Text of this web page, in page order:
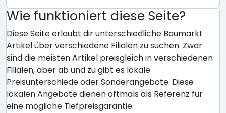
Wie funktioniert diese Seite?
Diese Seite erlaubt dir unterschiedliche Baumarkt
Artikel über verschiedene Filialen zu suchen. Zwar
sind die meisten Artikel preisgleich in verschiedenen
Filialen, aber ab und zu gibt es lokale
Preisunterschiede oder Sonderangebote. Diese
lokalen Angebote dienen oftmals als Referenz für
eine mögliche Tiefpreisgarantie.